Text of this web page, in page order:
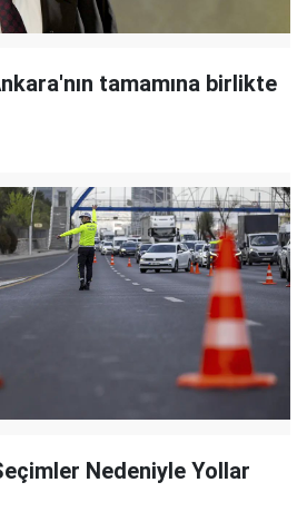
tamamına birlikte
Nedeniyle Yollar